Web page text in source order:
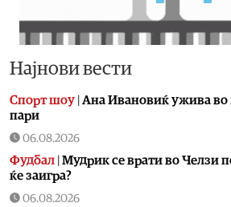
Најнови вести
Спорт шоу Aна Ивановиќ ужива во
пари
06.08.2026
Фудбал Мудрик се врати во Челзи
ќе заигра?
06.08.2026